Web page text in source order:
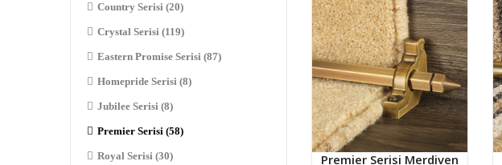
Country Serisi (20)
Crystal Serisi (119)
Eastern Promise Serisi (87)
Homepride Serisi (8)
Jubilee Serisi (8)
Premier Serisi (58)
Royal Serisi (30)
Premier Serisi Merdiven